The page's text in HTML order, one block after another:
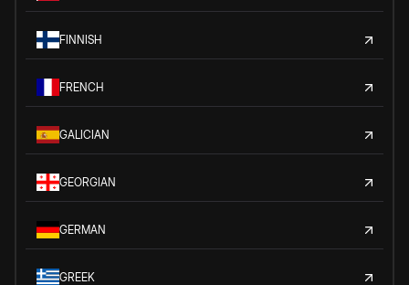
FINNISH
FRENCH
GALICIAN
GEORGIAN
GERMAN
GREEK